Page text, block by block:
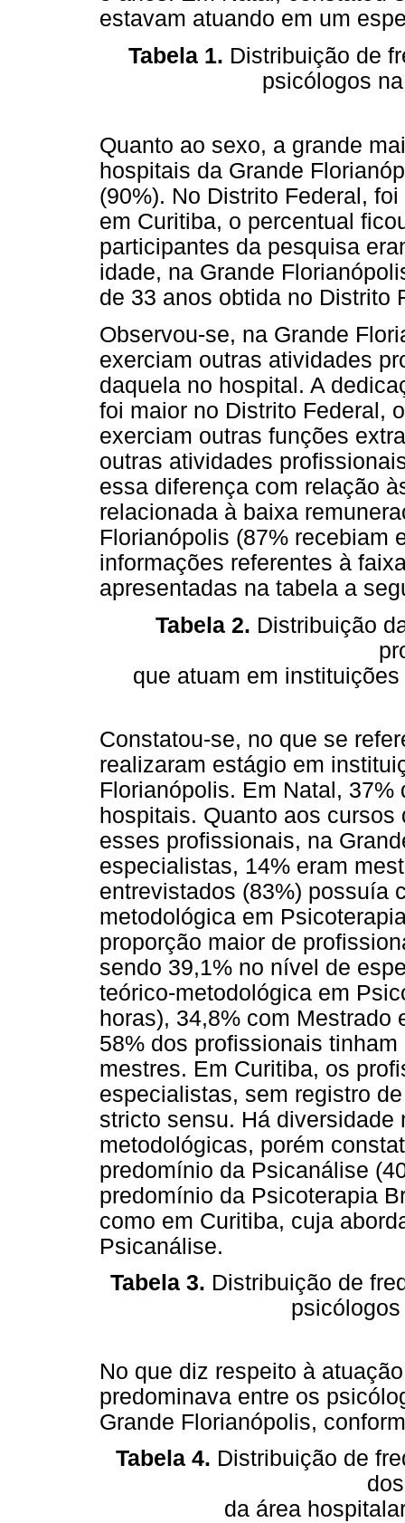
estavam atuando em um
Tabela 1. Distribuição de
psicólogos
Quanto ao sexo, a grande
hospitais da Grande
(90%). No Distrito Federal,
em Curitiba, o percentual
participantes da pesquisa
idade, na Grande
de 33 anos obtida no Distrito
Observou-se, na Grande
exerciam outras atividades
daquela no hospital. A
foi maior no Distrito Federal,
exerciam outras funções
outras atividades
essa diferença com relação
relacionada à baixa
Florianópolis (87% recebiam
informações referentes à
apresentadas na tabela a
Tabela 2. Distribuição
que atuam em
Constatou-se, no que se
realizaram estágio em
Florianópolis. Em Natal,
hospitais. Quanto aos
esses profissionais, na
especialistas, 14% eram
entrevistados (83%) possuía
metodológica em
proporção maior de
sendo 39,1% no nível de
teórico-metodológica em
horas), 34,8% com Mestrado
58% dos profissionais
mestres. Em Curitiba, os
especialistas, sem registro
stricto sensu. Há diversidade
metodológicas, porém
predomínio da Psicanálise
predomínio da Psicoterapia
como em Curitiba, cuja
Psicanálise.
Tabela 3. Distribuição de
No que diz respeito à
predominava entre os
Grande Florianópolis,
Tabela 4. Distribuição de
da área